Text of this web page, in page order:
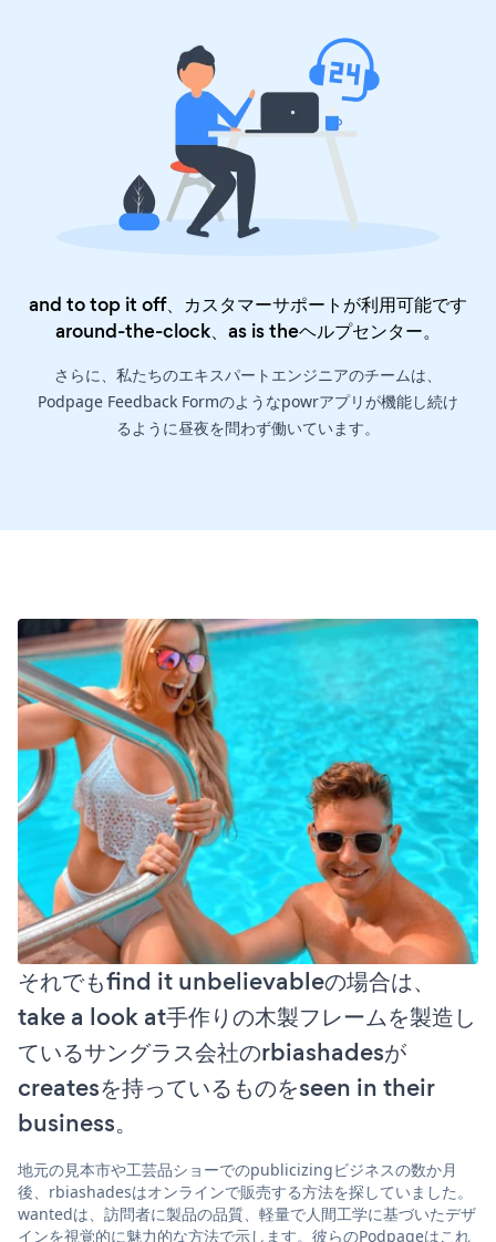
and to top it off、カスタマーサポートが利用可能です
around-the-clock、as is theヘルプセンター。
さらに、私たちのエキスパートエンジニアのチームは、
Podpage Feedback Formのようなpowrアプリが機能し続け
るように昼夜を問わず働いています。
それでもfind it unbelievableの場合は、
take a look at手作りの木製フレームを製造し
ているサングラス会社のrbiashadesが
createsを持っているものをseen in their
business。
地元の見本市や工芸品ショーでのpublicizingビジネスの数か月
後、rbiashadesはオンラインで販売する方法を探していました。
wantedは、訪問者に製品の品質、軽量で人間工学に基づいたデザ
インを視覚的に魅力的な方法で示します。彼らのPodpageはこれ